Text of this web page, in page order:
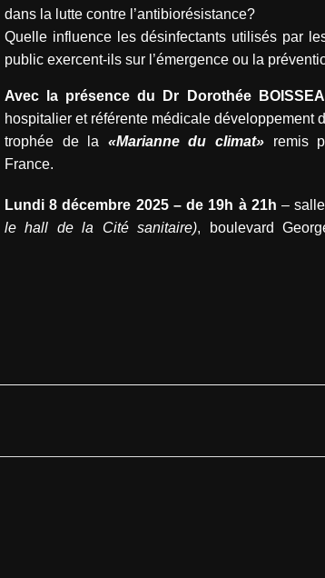
dans la lutte contre l’antibiorésistance?
Quelle influence les désinfectants utilisés par
public exercent-ils sur l’émergence ou la
Avec la présence du Dr Dorothée
hospitalier et référente médicale développement
trophée de la «Marianne du climat» remis
France.
Lundi 8 décembre 2025 – de 19h à 21h –
le hall de la Cité sanitaire), boulevard